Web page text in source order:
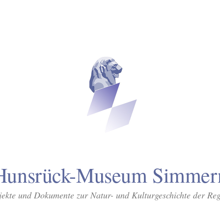
Museum
und Dokumente zur Natur- und Kulturgeschichte der